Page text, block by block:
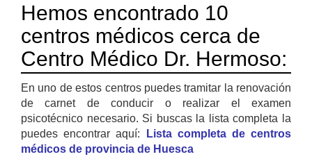
Hemos encontrado 10
centros médicos cerca de
Centro Médico Dr. Hermoso:
En uno de estos centros puedes tramitar la renovación
de carnet de conducir o realizar el examen
psicotécnico necesario. Si buscas la lista completa la
puedes encontrar aquí:
Lista completa de centros
médicos de provincia de Huesca